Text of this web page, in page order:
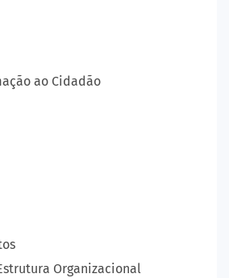
ao Cidadão
Organizacional